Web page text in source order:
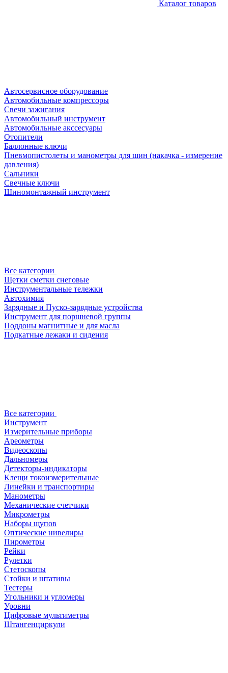
Каталог товаров
Автосервисное оборудование
Автомобильные компрессоры
Свечи зажигания
Автомобильный инструмент
Автомобильные акссесуары
Отопители
Баллонные ключи
Пневмопистолеты и манометры для шин (накачка - измерение
давления)
Сальники
Свечные ключи
Шиномонтажный инструмент
Все категории
Щетки сметки снеговые
Инструментальные тележки
Автохимия
Зарядные и Пуско-зарядные устройства
Инструмент для поршневой группы
Поддоны магнитные и для масла
Подкатные лежаки и сидения
Все категории
Инструмент
Измерительные приборы
Ареометры
Видеоскопы
Дальномеры
Детекторы-индикаторы
Клещи токоизмерительные
Линейки и транспортиры
Манометры
Механические счетчики
Микрометры
Наборы щупов
Оптические нивелиры
Пирометры
Рейки
Рулетки
Стетоскопы
Стойки и штативы
Тестеры
Угольники и угломеры
Уровни
Цифровые мультиметры
Штангенциркули